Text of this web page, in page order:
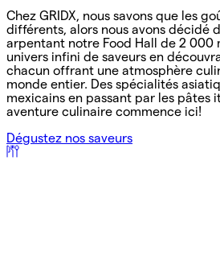
Chez GRIDX, nous savons que les
différents, alors nous avons décidé
arpentant notre Food Hall de 2 000
univers infini de saveurs en
chacun offrant une atmosphère
monde entier. Des spécialités
mexicains en passant par les pâtes
aventure culinaire commence ici!
Dégustez nos saveurs